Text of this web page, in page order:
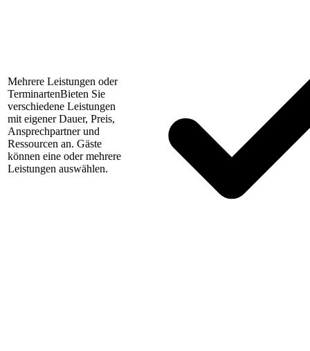
Mehrere Leistungen oder
TerminartenBieten Sie
verschiedene Leistungen
mit eigener Dauer, Preis,
Ansprechpartner und
Ressourcen an. Gäste
können eine oder mehrere
Leistungen auswählen.